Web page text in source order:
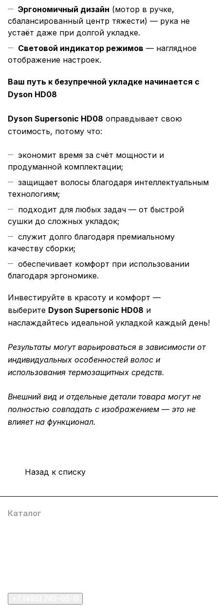
Эргономичный дизайн (мотор в ручке,
сбалансированный центр тяжести) — рука не
устаёт даже при долгой укладке.
Световой индикатор режимов — наглядное
отображение настроек.
Ваш путь к безупречной укладке начинается с
Dyson HD08
Dyson Supersonic HD08 оправдывает свою
стоимость, потому что:
экономит время за счёт мощности и
продуманной комплектации;
защищает волосы благодаря интеллектуальным
технологиям;
подходит для любых задач — от быстрой
сушки до сложных укладок;
служит долго благодаря премиальному
качеству сборки;
обеспечивает комфорт при использовании
благодаря эргономике.
Инвестируйте в красоту и комфорт —
выберите Dyson Supersonic HD08 и
наслаждайтесь идеальной укладкой каждый день!
Результаты могут варьироваться в зависимости от
индивидуальных особенностей волос и
использования термозащитных средств.
Внешний вид и отдельные детали товара могут не
полностью совпадать с изображением — это не
влияет на функционал.
Назад к списку
Каталог